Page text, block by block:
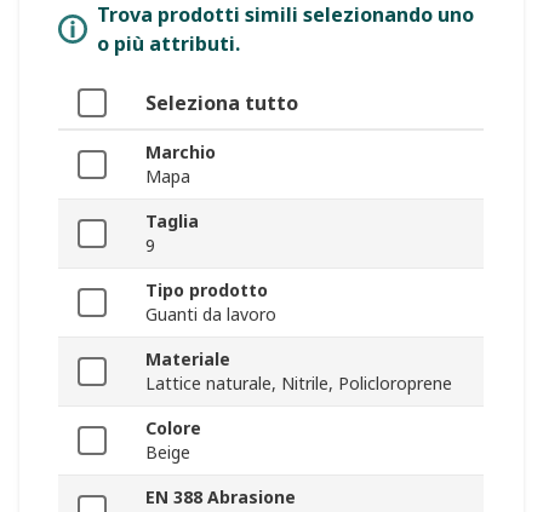
Trova prodotti simili selezionando uno
o più attributi.
Seleziona tutto
Marchio
Mapa
Taglia
9
Tipo prodotto
Guanti da lavoro
Materiale
Lattice naturale, Nitrile, Policloroprene
Colore
Beige
EN 388 Abrasione